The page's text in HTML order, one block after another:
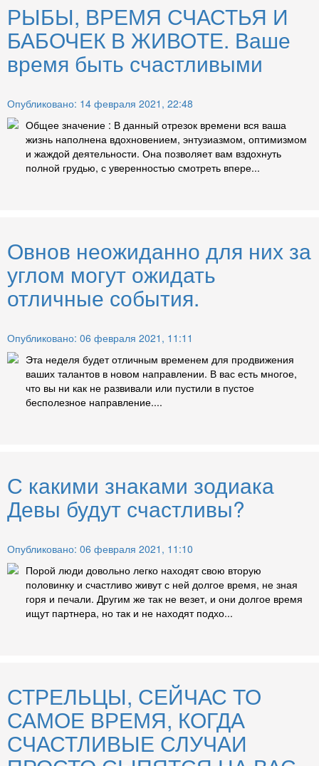
РЫБЫ, ВРЕМЯ СЧАСТЬЯ И
БАБОЧЕК В ЖИВОТЕ. Ваше
время быть счастливыми
Опубликовано: 14 февраля 2021, 22:48
Общее значение : В данный отрезок времени вся ваша
жизнь наполнена вдохновением, энтузиазмом, оптимизмом
и жаждой деятельности. Она позволяет вам вздохнуть
полной грудью, с уверенностью смотреть впере...
Овнов неожиданно для них за
углом могут ожидать
отличные события.
Опубликовано: 06 февраля 2021, 11:11
Эта неделя будет отличным временем для продвижения
ваших талантов в новом направлении. В вас есть многое,
что вы ни как не развивали или пустили в пустое
бесполезное направление....
С какими знаками зодиака
Девы будут счастливы?
Опубликовано: 06 февраля 2021, 11:10
Порой люди довольно легко находят свою вторую
половинку и счастливо живут с ней долгое время, не зная
горя и печали. Другим же так не везет, и они долгое время
ищут партнера, но так и не находят подхо...
СТРЕЛЬЦЫ, СЕЙЧАС ТО
САМОЕ ВРЕМЯ, КОГДА
СЧАСТЛИВЫЕ СЛУЧАИ